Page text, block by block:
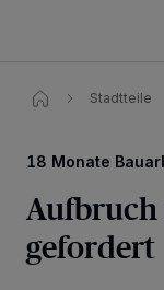
Stadtteile
18 Monate
Aufbruch
gefordert